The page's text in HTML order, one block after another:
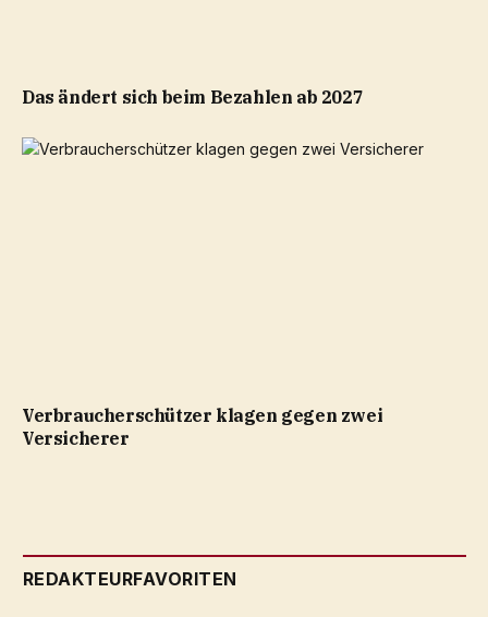
Das ändert sich beim Bezahlen ab 2027
Verbraucherschützer klagen gegen zwei
Versicherer
REDAKTEURFAVORITEN